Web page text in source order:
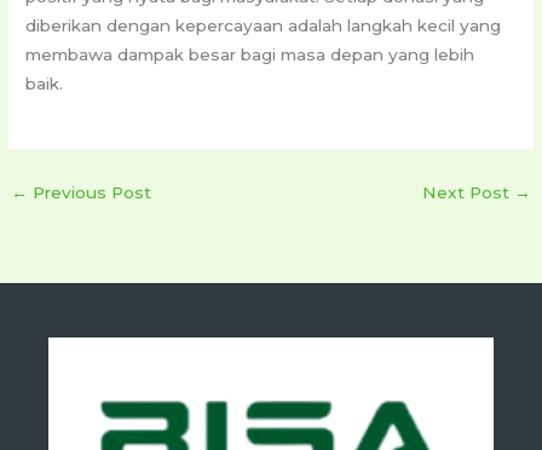
diberikan dengan kepercayaan adalah langkah kecil yang
membawa dampak besar bagi masa depan yang lebih
baik.
← Previous Post Next Post →